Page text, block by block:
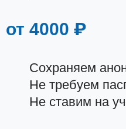
от 4000 ₽
Сохраняем
Не требуем
Не ставим на